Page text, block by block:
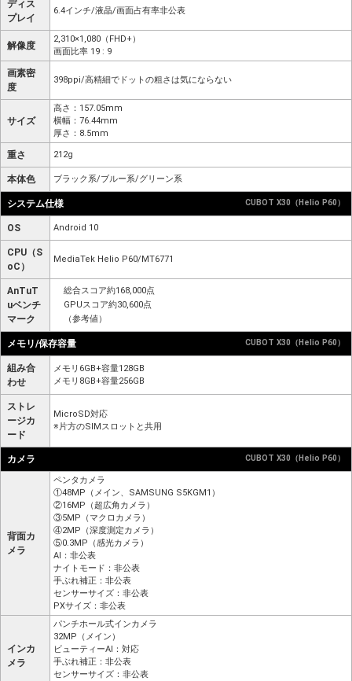
ディス
プレイ
6.4インチ/液晶/画面占有率非公表
解像度
2,310×1,080（FHD+）
画面比率 19 : 9
画素密
度
398ppi/高精細でドットの粗さは気にならない
サイズ
高さ：157.05mm
横幅：76.44mm
厚さ：8.5mm
重さ 212g
本体色 ブラック系/ブルー系/グリーン系
システム仕様 CUBOT X30（Helio P60）
OS Android 10
CPU（S
oC）
MediaTek Helio P60/MT6771
AnTuT
uベンチ
マーク
総合スコア約168,000点
GPUスコア約30,600点
（参考値）
メモリ/保存容量 CUBOT X30（Helio P60）
組み合
わせ
メモリ6GB+容量128GB
メモリ8GB+容量256GB
ストレ
ージカ
ード
MicroSD対応
※片方のSIMスロットと共用
カメラ CUBOT X30（Helio P60）
背面カ
メラ
ペンタカメラ
①48MP（メイン、SAMSUNG S5KGM1）
②16MP（超広角カメラ）
③5MP（マクロカメラ）
④2MP（深度測定カメラ）
⑤0.3MP（感光カメラ）
AI：非公表
ナイトモード：非公表
手ぶれ補正：非公表
センサーサイズ：非公表
PXサイズ：非公表
インカ
メラ
パンチホール式インカメラ
32MP（メイン）
ビューティーAI：対応
手ぶれ補正：非公表
センサーサイズ：非公表